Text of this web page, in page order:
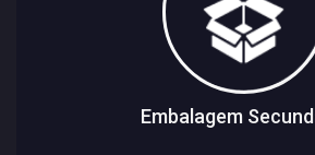
Embalagem